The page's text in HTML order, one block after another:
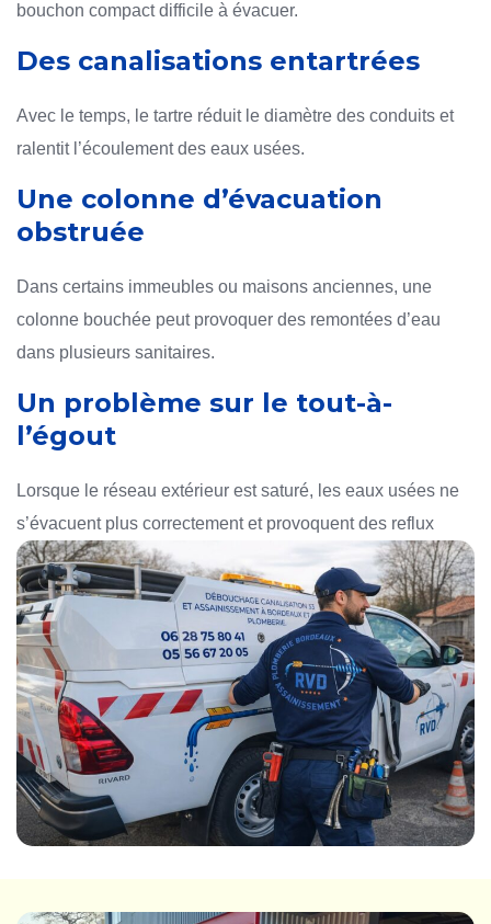
bouchon compact difficile à évacuer.
Des canalisations entartrées
Avec le temps, le tartre réduit le diamètre des conduits et
ralentit l’écoulement des eaux usées.
Une colonne d’évacuation
obstruée
Dans certains immeubles ou maisons anciennes, une
colonne bouchée peut provoquer des remontées d’eau
dans plusieurs sanitaires.
Un problème sur le tout-à-
l’égout
Lorsque le réseau extérieur est saturé, les eaux usées ne
s’évacuent plus correctement et provoquent des reflux